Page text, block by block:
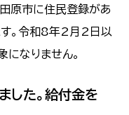
原市に住民登録があ
す。令和8年2月2日以
なりません。
した。給付金を